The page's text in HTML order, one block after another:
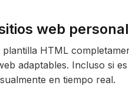
web
HTML
adaptables. Incluso si
en tiempo real.